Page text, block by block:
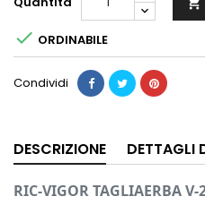
 ORDINABILE
Condividi
DESCRIZIONE DETTAGLI
RIC-VIGOR TAGLIAERBA